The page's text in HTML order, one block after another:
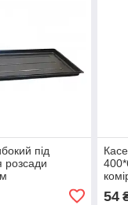
під
розсади
54